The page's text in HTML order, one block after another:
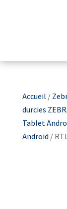
Accueil /
durcies
Tablet
Android/